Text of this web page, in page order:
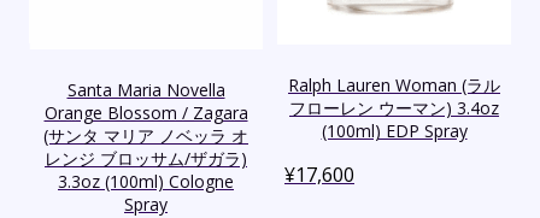
Santa Maria Novella
Orange Blossom / Zagara
(サンタ マリア ノベッラ オ
レンジ ブロッサム/ザガラ)
3.3oz (100ml) Cologne
Spray
Ralph Lauren Woman (ラル
フローレン ウーマン) 3.4oz
(100ml) EDP Spray
¥17,600